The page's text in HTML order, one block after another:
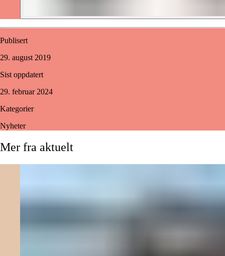
Publisert
29. august 2019
Sist oppdatert
29. februar 2024
Kategorier
Nyheter
Mer fra aktuelt